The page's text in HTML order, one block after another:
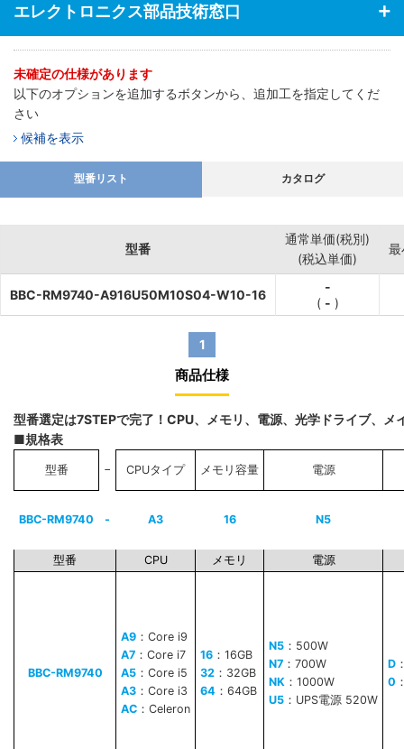
エレクトロニクス部品技術窓口
未確定の仕様があります
以下のオプションを追加するボタンから、追加工を指定してくだ
さい
候補を表示
型番リスト カタログ
型番
通常単価(税別)
(税込単価)
最
BBC-RM9740-A916U50M10S04-W10-16
-
( - )
1
商品仕様
型番選定は7STEPで完了！CPU、メモリ、電源、光学ドライブ、
■規格表
型番 − CPUタイプ メモリ容量 電源
BBC-RM9740 - A3 16 N5
型番 CPU メモリ 電源
BBC-RM9740
A9 ：Core i9
A7 ：Core i7
A5 ：Core i5
A3 ：Core i3
AC ：Celeron
16 ：16GB
32 ：32GB
64 ：64GB
N5 ：500W
N7 ：700W
NK ：1000W
U5 ：UPS電源 520W
D
0